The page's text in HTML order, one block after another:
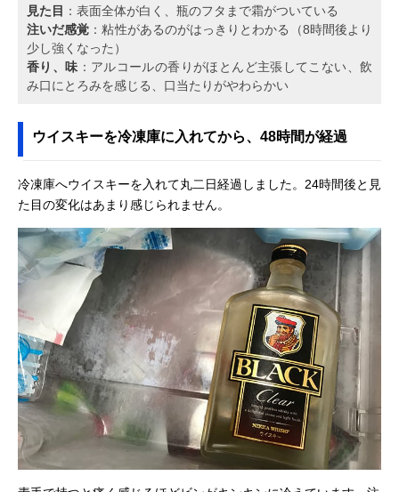
見た目 ：表面全体が白く、瓶のフタまで霜がついている
注いだ感覚 ：粘性があるのがはっきりとわかる（8時間後より
少し強くなった）
香り、味 ：アルコールの香りがほとんど主張してこない、飲
み口にとろみを感じる、口当たりがやわらかい
ウイスキーを冷凍庫に入れてから、48時間が経過
冷凍庫へウイスキーを入れて丸二日経過しました。24時間後と見
た目の変化はあまり感じられません。